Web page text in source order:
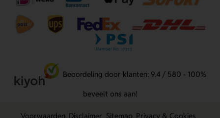
Beoordeling door klanten: 9.4 / 580 - 100%
beveelt ons aan!
Voorwaarden Disclaimer Sitemap Privacy & Cookies